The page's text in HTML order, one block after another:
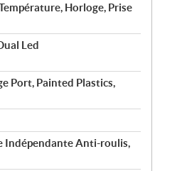
Horloge, Prise
Led
Port, Painted Plastics,
Indépendante Anti-roulis,